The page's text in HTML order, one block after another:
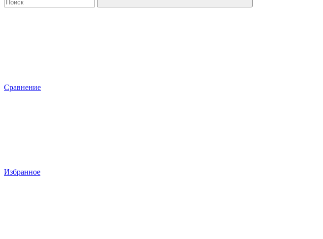
Сравнение
Избранное